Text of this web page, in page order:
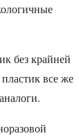
без крайней
все же